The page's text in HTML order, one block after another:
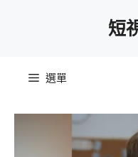
短
選單